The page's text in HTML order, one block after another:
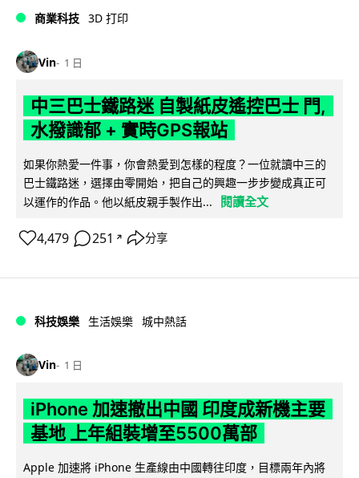
商業科技 3D 打印
Vin 1 日
中三巴士鐵路迷 自製紙皮遙控巴士 門,
水撥識郁 + 實時GPS報站
如果你熱愛一件事，你會熱愛到怎樣的程度？一位就讀中三的
巴士鐵路迷，選擇由零開始，把自己的興趣一步步變成真正可
以運作的作品。他以紙皮親手製作出...
閱讀全文
4,479 251 ↗ 分享
科技娛樂 生活娛樂 城中熱話
Vin 1 日
iPhone 加速撤出中國 印度成新機主要
基地 上年組裝增至5500萬部
Apple 加速將 iPhone 生產線由中國轉往印度，目標兩年內將